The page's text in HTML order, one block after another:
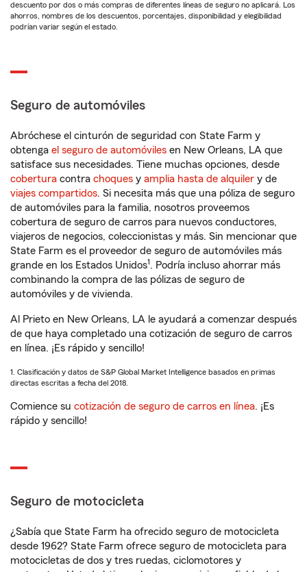
descuento por dos o más compras de diferentes líneas de seguro no aplicará. Los
ahorros, nombres de los descuentos, porcentajes, disponibilidad y elegibilidad
podrían variar según el estado.
Seguro de automóviles
Abróchese el cinturón de seguridad con State Farm y
obtenga el seguro de automóviles en New Orleans, LA que
satisface sus necesidades. Tiene muchas opciones, desde
cobertura contra choques y amplia hasta de alquiler y de
viajes compartidos. Si necesita más que una póliza de seguro
de automóviles para la familia, nosotros proveemos
cobertura de seguro de carros para nuevos conductores,
viajeros de negocios, coleccionistas y más. Sin mencionar que
State Farm es el proveedor de seguro de automóviles más
grande en los Estados Unidos1. Podría incluso ahorrar más
combinando la compra de las pólizas de seguro de
automóviles y de vivienda.
Al Prieto en New Orleans, LA le ayudará a comenzar después
de que haya completado una cotización de seguro de carros
en línea. ¡Es rápido y sencillo!
1. Clasificación y datos de S&P Global Market Intelligence basados en primas
directas escritas a fecha del 2018.
Comience su cotización de seguro de carros en línea. ¡Es
rápido y sencillo!
Seguro de motocicleta
¿Sabía que State Farm ha ofrecido seguro de motocicleta
desde 1962? State Farm ofrece seguro de motocicleta para
motocicletas de dos y tres ruedas, ciclomotores y